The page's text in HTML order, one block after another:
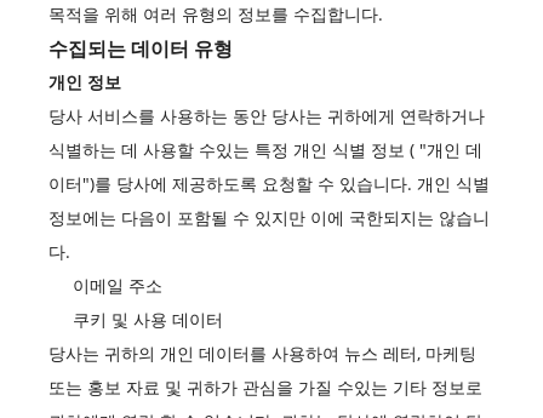
목적을 위해 여러 유형의 정보를 수집합니다.
수집되는 데이터 유형
개인 정보
당사 서비스를 사용하는 동안 당사는 귀하에게 연락하거나
식별하는 데 사용할 수있는 특정 개인 식별 정보 ( "개인 데
이터")를 당사에 제공하도록 요청할 수 있습니다. 개인 식별
정보에는 다음이 포함될 수 있지만 이에 국한되지는 않습니
다.
이메일 주소
쿠키 및 사용 데이터
당사는 귀하의 개인 데이터를 사용하여 뉴스 레터, 마케팅
또는 홍보 자료 및 귀하가 관심을 가질 수있는 기타 정보로